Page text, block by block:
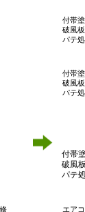
破風板
完了
シー
破風